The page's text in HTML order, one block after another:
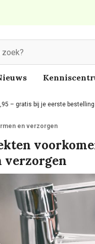
– gratis bij je eerste
en verzorgen
verzorgen